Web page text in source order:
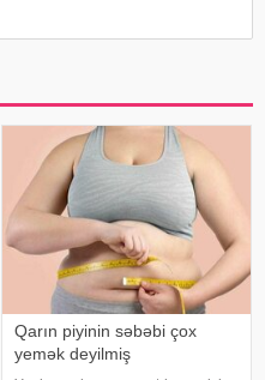
Qarın piyinin səbəbi çox
yemək deyilmiş